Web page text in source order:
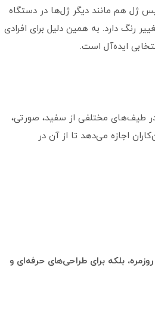
ژل هم مانند دیگر ژل‌ها در دستگاه
رنگ دارد. به همین دلیل برای افرادی
ایده‌آل است.
طیف‌های مختلفی از سفید، صورتی،
اجازه می‌دهد تا از آن در
بلکه برای طراحی‌های حرفه‌ای و